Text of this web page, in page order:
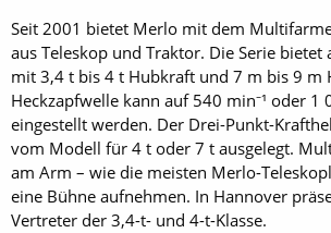
Seit 2001 bietet Merlo mit dem
aus Teleskop und Traktor. Die Serie bietet
mit 3,4 t bis 4 t Hubkraft und 7 m bis 9 m
Heckzapfwelle kann auf 540 min⁻¹ oder 1
eingestellt werden. Der Drei-Punkt-
vom Modell für 4 t oder 7 t ausgelegt.
am Arm – wie die meisten Merlo-
eine Bühne aufnehmen. In Hannover
Vertreter der 3,4-t- und 4-t-Klasse.